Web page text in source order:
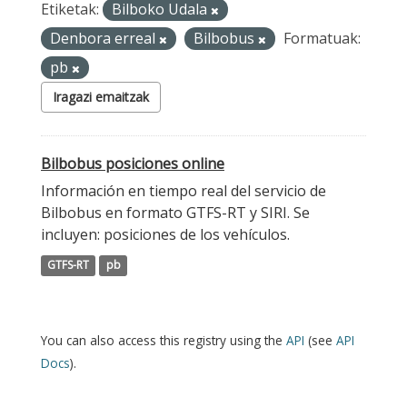
Etiketak:
Bilboko Udala
Denbora erreal
Bilbobus
Formatuak:
pb
Iragazi emaitzak
Bilbobus posiciones online
Información en tiempo real del servicio de
Bilbobus en formato GTFS-RT y SIRI. Se
incluyen: posiciones de los vehículos.
GTFS-RT pb
You can also access this registry using the API (see API
Docs).